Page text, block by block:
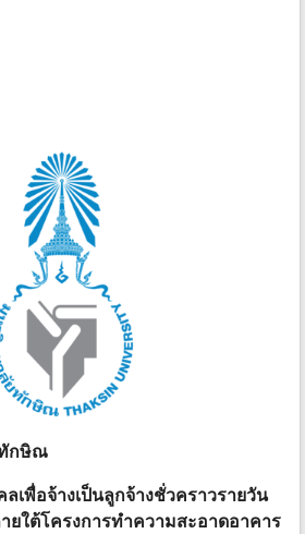
กษิณ
เพื่อจ้างเป็นลูกจ้างชั่วคราวรายวัน
ใต้โครงการทำความสะอาดอาคาร